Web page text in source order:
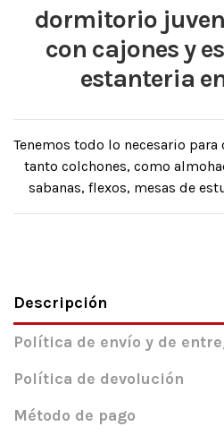
dormitorio
con cajones y
estanteria
Tenemos todo lo necesario
tanto colchones, como
sabanas, flexos, mesas de
Descripción
Política de envío y de
Política de devolución
Método de pago